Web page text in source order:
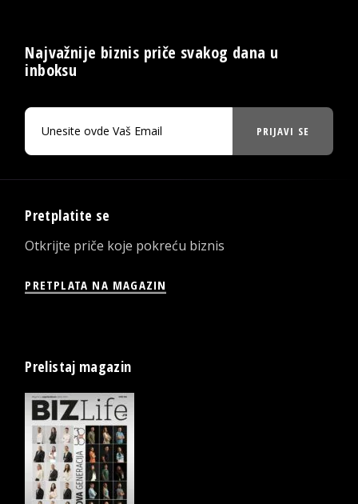
Najvažnije biznis priče svakog dana u
inboksu
PRIJAVI SE
Pretplatite se
Otkrijte priče koje pokreću biznis
PRETPLATA NA MAGAZIN
Prelistaj magazin